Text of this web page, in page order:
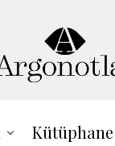
Kütüphane